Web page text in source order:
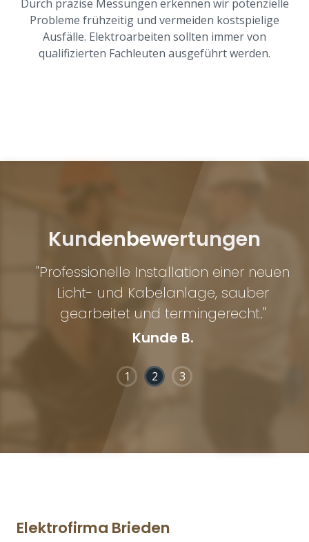
Durch präzise Messungen erkennen wir potenzielle
Probleme frühzeitig und vermeiden kostspielige
Ausfälle. Elektroarbeiten sollten immer von
qualifizierten Fachleuten ausgeführt werden.
Kundenbewertungen
"Professionelle Installation einer neuen
Licht- und Kabelanlage, sauber
gearbeitet und termingerecht."
Kunde B.
1 2 3
Elektrofirma Brieden